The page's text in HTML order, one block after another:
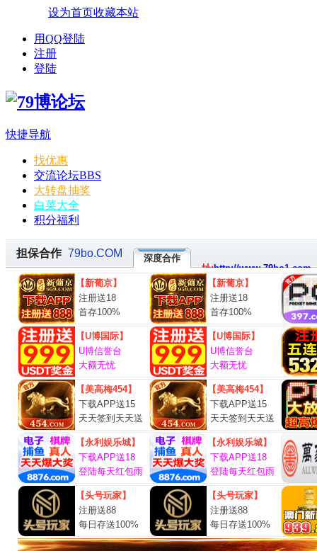
设为首页收藏本站
用QQ登陆
注册
登陆
快捷导航
找优惠
交流论坛BBS
大转盘抽奖
白菜大全
积分福利